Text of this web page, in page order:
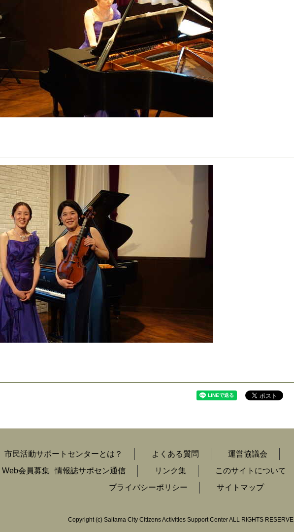
市民活動サポートセンターとは？ よくある質問 運営協議会
Web会員募集 情報誌サポセン通信 リンク集 このサイトについて
プライバシーポリシー
サイトマップ
Copyright(c) Saitama City Citizens Activities Support Center ALL RIGHTS